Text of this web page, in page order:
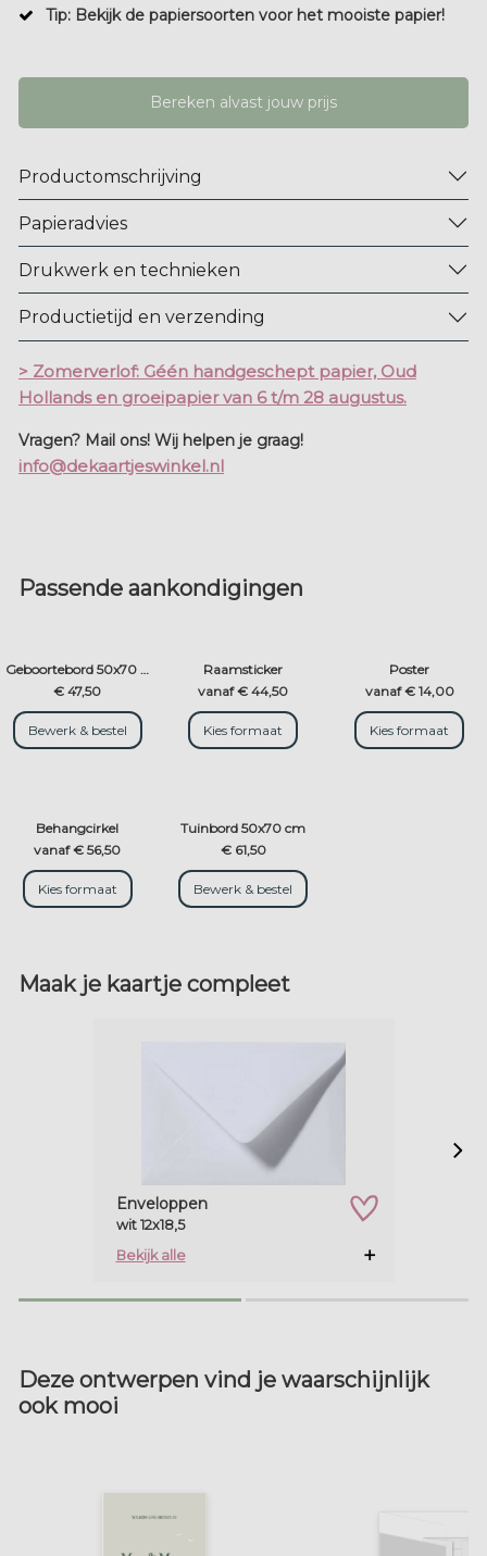
Tip: Bekijk de papiersoorten voor het mooiste papier!
Bereken alvast jouw prijs
Productomschrijving
Papieradvies
Drukwerk en technieken
Productietijd en verzending
> Zomerverlof: Géén handgeschept papier, Oud
Hollands en groeipapier van 6 t/m 28 augustus.
Vragen? Mail ons! Wij helpen je graag!
info@dekaartjeswinkel.nl
Maak je kaartje compleet
zet op verlanglijstje
Enveloppen
wit 12x18,5
Bekijk alle
Passende aankondigingen
Geboortebord 50x70 cm
€ 47,50
Bewerk & bestel
Raamsticker
vanaf € 44,50
Kies formaat
Poster
vanaf € 14,00
Kies formaat
Behangcirkel
vanaf € 56,50
Kies formaat
Tuinbord 50x70 cm
€ 61,50
Bewerk & bestel
Deze ontwerpen vind je waarschijnlijk
ook mooi